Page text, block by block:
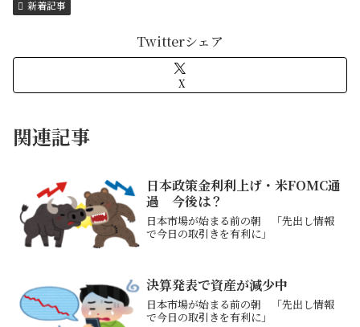
新着記事
Twitterシェア
X
関連記事
日本政策金利利上げ・米FOMC通
過 今後は？
日本市場が始まる前の朝 「先出し情報
で今日の取引きを有利に」
決算発表で資産が減少中
日本市場が始まる前の朝 「先出し情報
で今日の取引きを有利に」